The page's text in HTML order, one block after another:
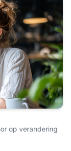
op verandering